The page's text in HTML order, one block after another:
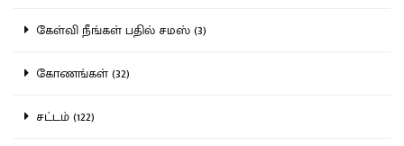
கேள்வி நீங்கள் பதில் சமஸ் (3)
கோணங்கள் (32)
சட்டம் (122)